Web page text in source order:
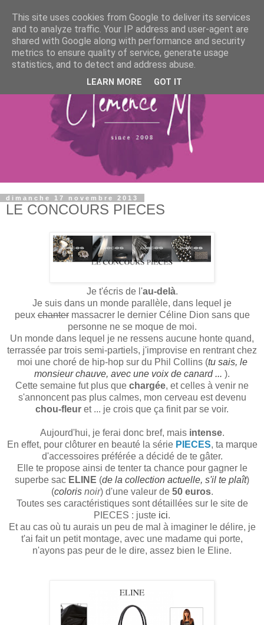
dimanche 17 novembre 2013
LE CONCOURS PIECES
Je t'écris de l'au-delà.
Je suis dans un monde parallèle, dans lequel je
peuxchantermassacrer le dernier Céline Dion sans que
personne ne se moque de moi.
Un monde dans lequel je ne ressens aucune honte quand,
terrassée par trois semi-partiels, j'improvise en rentrant chez
moi une choré de hip-hop sur du Phil Collins (tu sais, le
monsieur chauve, avec une voix de canard ... ).
Cette semaine fut plus que chargée, et celles à venir ne
s'annoncent pas plus calmes, mon cerveau est devenu
chou-fleur et ... je crois que ça finit par se voir.
Aujourd'hui, je ferai donc bref, mais intense.
En effet, pour clôturer en beauté la série PIECES, ta marque
d'accessoires préférée a décidé de te gâter.
Elle te propose ainsi de tenter ta chance pour gagner le
superbe sac ELINE (de la collection actuelle, s'il te plaît)
(coloris noir) d'une valeur de 50 euros.
Toutes ses caractéristiques sont détaillées sur le site de
PIECES : juste ici.
Et au cas où tu aurais un peu de mal à imaginer le délire, je
t'ai fait un petit montage, avec une madame qui porte,
n'ayons pas peur de le dire, assez bien le Eline.
This site uses cookies from Google to deliver its services
and to analyze traffic. Your IP address and user-agent are
shared with Google along with performance and security
metrics to ensure quality of service, generate usage
statistics, and to detect and address abuse.
LEARN MORE GOT IT